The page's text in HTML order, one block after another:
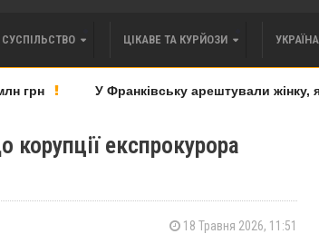
СУСПІЛЬСТВО ЦІКАВЕ ТА КУРЙОЗИ
У Франківську арештували жінку,
експрокурора
18 Травня 2026, 11:51